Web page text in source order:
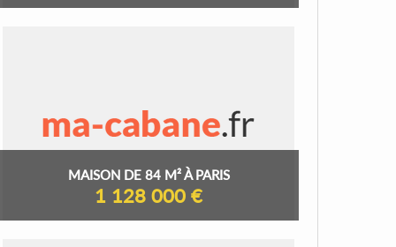
MAISON DE 84 M² À PARIS
1 128 000 €